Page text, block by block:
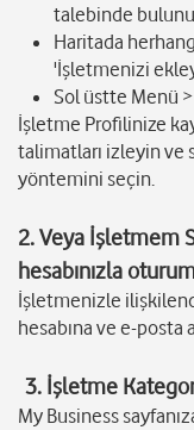
talebinde
Haritada
'İşletmenizi
Sol üstte Menü
İşletme Profilinize
talimatları izleyin ve
yöntemini seçin.
2.Veya İşletmem
hesabınızla
İşletmenizle
hesabına ve e-posta
3. İşletme
My Business